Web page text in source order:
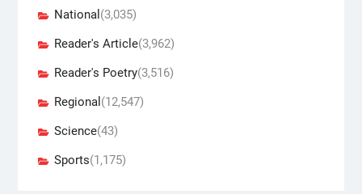
National (3,035)
Reader's Article(3,962)
Reader's Poetry(3,516)
Regional (12,547)
Science(43)
Sports(1,175)